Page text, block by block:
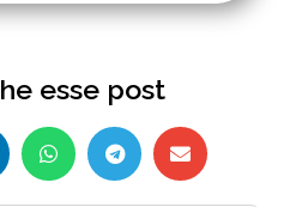
esse post